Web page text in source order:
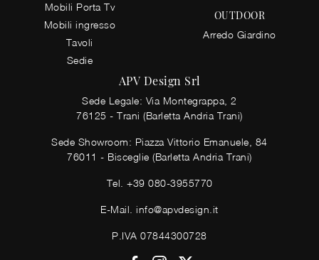
Mobili Porta Tv
Mobili ingresso
Tavoli
Sedie
OUTDOOR
Arredo Giardino
APV Design Srl
Sede Legale: Via Montegrappa, 2
76125 - Trani (Barletta Andria Trani)
Sede Showroom: Piazza Vittorio Emanuele, 84
76011 - Bisceglie (Barletta Andria Trani)
Tel. +39 080-3955770
E-Mail.info@apvdesign.it
P.IVA 07844300728